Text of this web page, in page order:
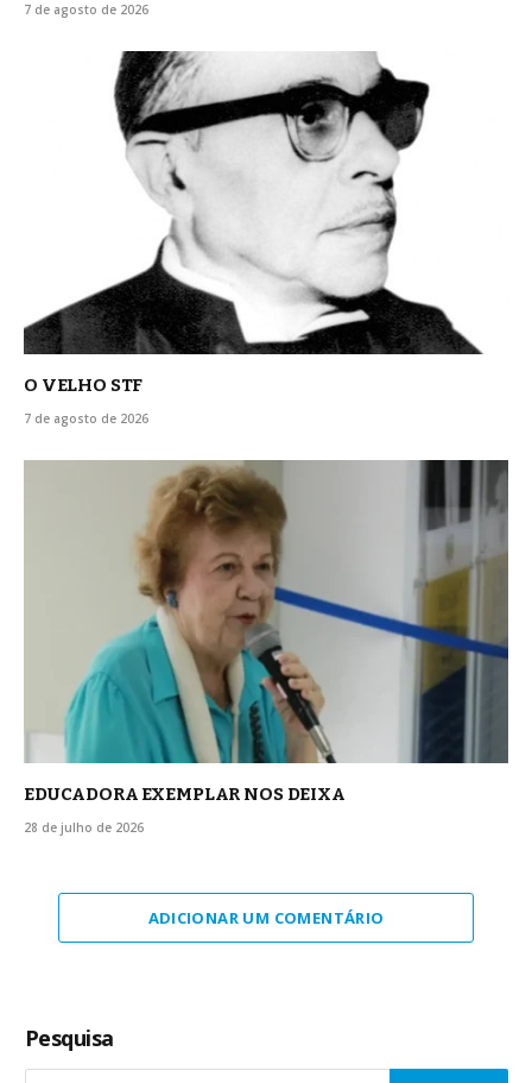
7 de agosto de 2026
O VELHO STF
7 de agosto de 2026
EDUCADORA EXEMPLAR NOS DEIXA
28 de julho de 2026
ADICIONAR UM COMENTÁRIO
Pesquisa